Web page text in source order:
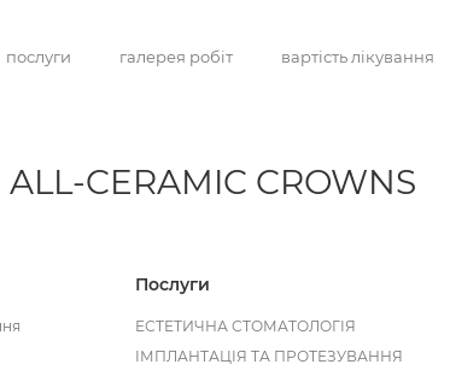
послуги галерея робіт вартість лікування
CERAMIC CROWNS
Послуги
ЕСТЕТИЧНА СТОМАТОЛОГІЯ
ІМПЛАНТАЦІЯ ТА ПРОТЕЗУВАННЯ